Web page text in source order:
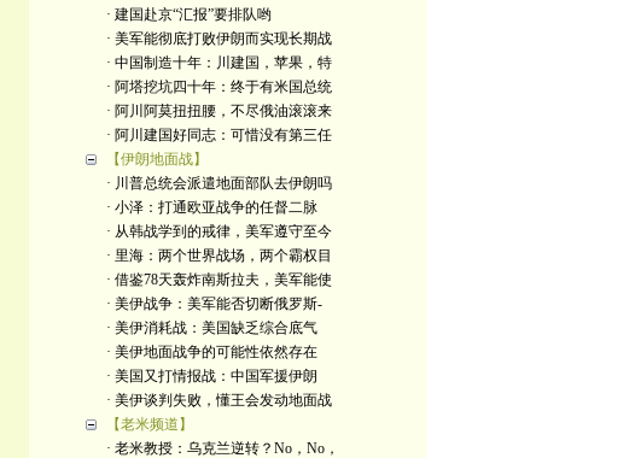
· 建国赴京“汇报”要排队哟
· 美军能彻底打败伊朗而实现长期战
· 中国制造十年：川建国，苹果，特
· 阿塔挖坑四十年：终于有米国总统
· 阿川阿莫扭扭腰，不尽俄油滚滚来
· 阿川建国好同志：可惜没有第三任
【伊朗地面战】
· 川普总统会派遣地面部队去伊朗吗
· 小泽：打通欧亚战争的任督二脉
· 从韩战学到的戒律，美军遵守至今
· 里海：两个世界战场，两个霸权目
· 借鉴78天轰炸南斯拉夫，美军能使
· 美伊战争：美军能否切断俄罗斯-
· 美伊消耗战：美国缺乏综合底气
· 美伊地面战争的可能性依然存在
· 美国又打情报战：中国军援伊朗
· 美伊谈判失败，懂王会发动地面战
【老米频道】
· 老米教授：乌克兰逆转？No，No，